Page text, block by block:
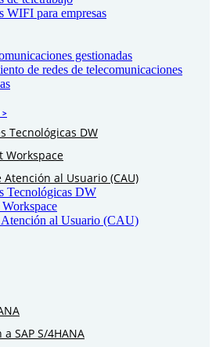
WIFI para empresas
gestionadas
de redes de telecomunicaciones
>
Tecnológicas DW
Workspace
Atención al Usuario (CAU)
Tecnológicas DW
Atención al Usuario (CAU)
SAP S/4HANA